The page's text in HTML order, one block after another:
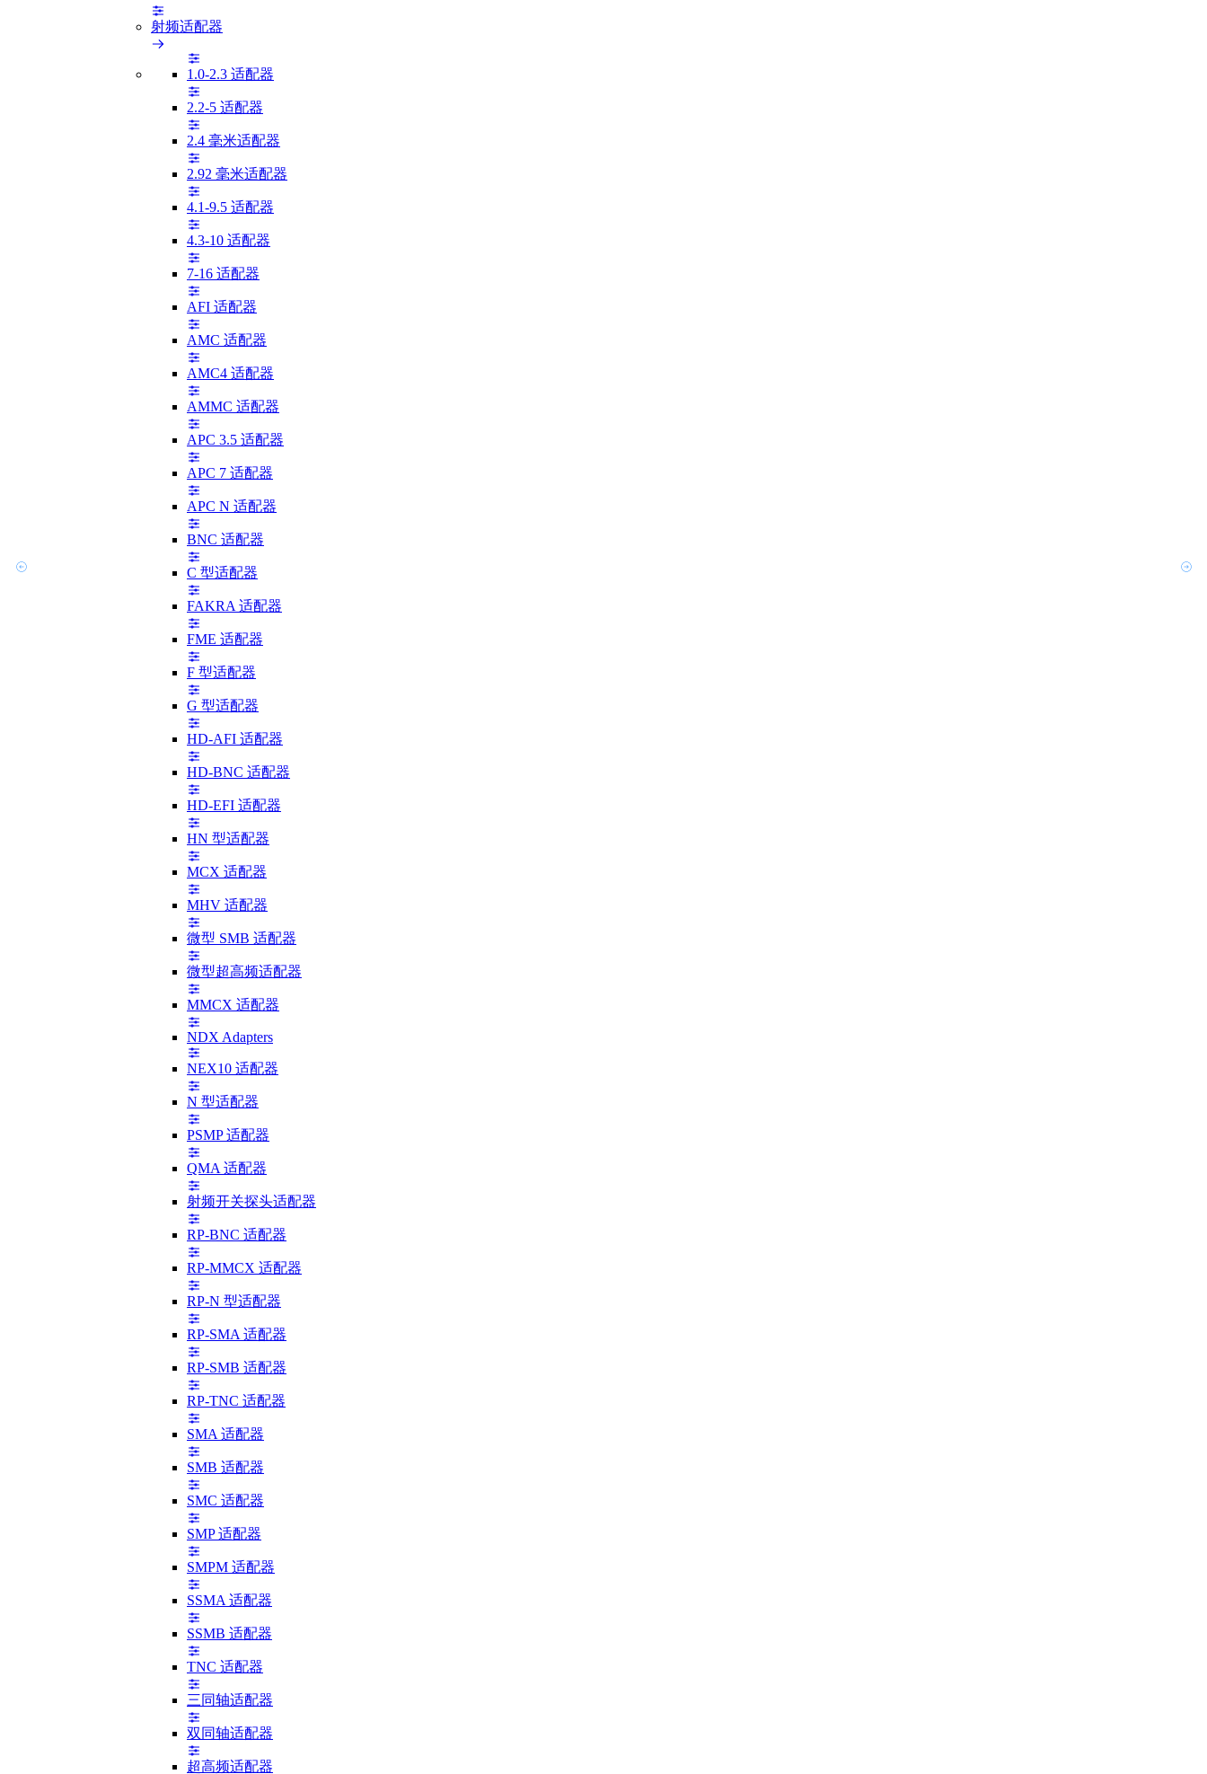
射频适配器
1.0-2.3 适配器
2.2-5 适配器
2.4 毫米适配器
2.92 毫米适配器
4.1-9.5 适配器
4.3-10 适配器
7-16 适配器
AFI 适配器
AMC 适配器
AMC4 适配器
AMMC 适配器
APC 3.5 适配器
APC 7 适配器
APC N 适配器
BNC 适配器
C 型适配器
FAKRA 适配器
FME 适配器
F 型适配器
G 型适配器
HD-AFI 适配器
HD-BNC 适配器
HD-EFI 适配器
HN 型适配器
MCX 适配器
MHV 适配器
微型 SMB 适配器
微型超高频适配器
MMCX 适配器
NDX Adapters
NEX10 适配器
N 型适配器
PSMP 适配器
QMA 适配器
射频开关探头适配器
RP-BNC 适配器
RP-MMCX 适配器
RP-N 型适配器
RP-SMA 适配器
RP-SMB 适配器
RP-TNC 适配器
SMA 适配器
SMB 适配器
SMC 适配器
SMP 适配器
SMPM 适配器
SSMA 适配器
SSMB 适配器
TNC 适配器
三同轴适配器
双同轴适配器
超高频适配器